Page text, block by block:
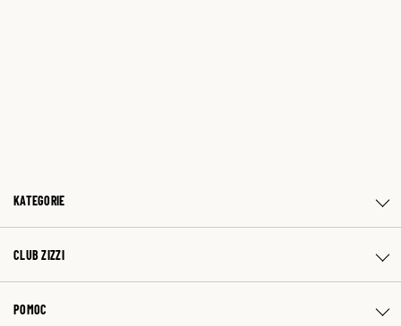
KATEGORIE
CLUB ZIZZI
POMOC